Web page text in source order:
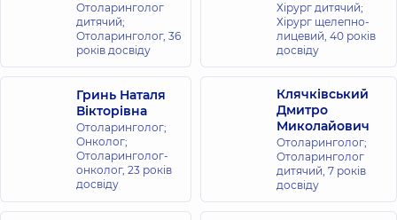
Отоларинголог
дитячий;
Отоларинголог, 36
років досвіду
Хірург дитячий;
Хірург щелепно-
лицевий, 40 років
досвіду
Гринь Наталя
Вікторівна
Отоларинголог;
Онколог;
Отоларинголог-
онколог, 23 років
досвіду
Клячківський
Дмитро
Миколайович
Отоларинголог;
Отоларинголог
дитячий, 7 років
досвіду